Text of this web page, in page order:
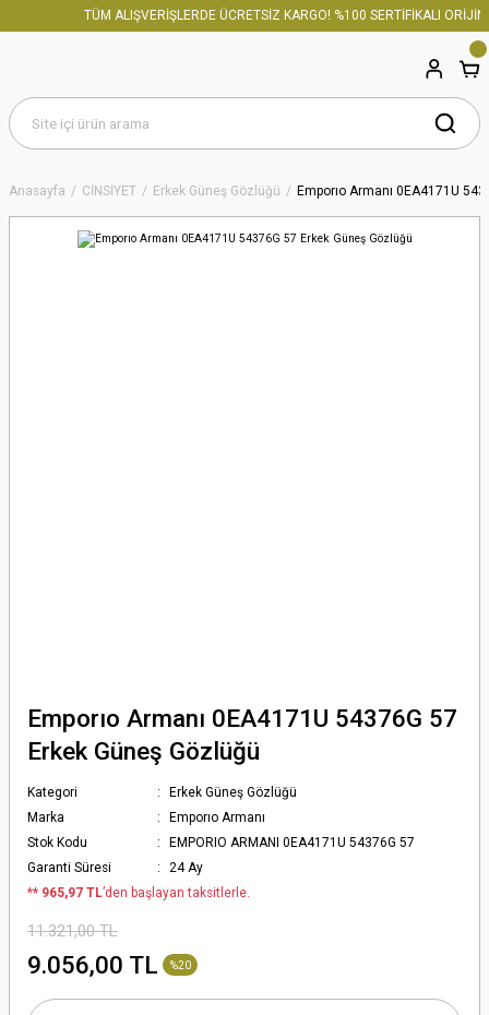
TÜM ALIŞVERİŞLERDE ÜCRETSİZ KARGO! %100 SERTİFİKALI
Anasayfa CİNSİYET Erkek Güneş Gözlüğü Emporıo Armanı 0EA4171U
Emporıo Armanı 0EA4171U 54376G 57
Erkek Güneş Gözlüğü
Kategori
Erkek Güneş Gözlüğü
Marka
Emporıo Armanı
Stok Kodu
EMPORIO ARMANI 0EA4171U 54376G 57
Garanti Süresi
24 Ay
** 965,97 TL’den başlayan taksitlerle.
11.321,00 TL
9.056,00 TL %20